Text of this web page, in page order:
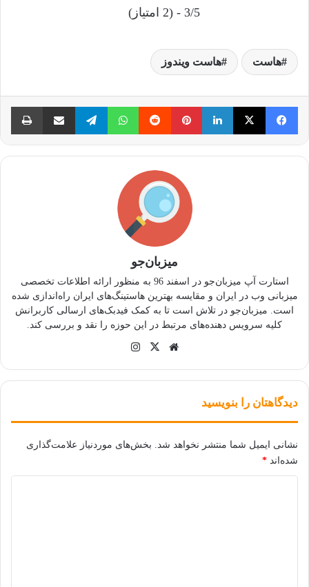
3/5 - (2 امتیاز)
هاست هاست ویندوز
فیس بوک X لینکدین ‫پین‌ترست‫رددیت واتس آپ تلگرام اشتراک گذاری از طریق ایمیل
میزبان‌جو
استارت آپ میزبان‌جو در اسفند 96 به منظور ارائه اطلاعات تخصصی
میزبانی وب در ایران و مقایسه بهترین هاستینگ‌های ایران راه‌اندازی شده
است. میزبان‌جو در تلاش است تا به کمک فیدبک‌های ارسالی کاربرانش
کلیه سرویس دهنده‌های مرتبط در این حوزه را نقد و بررسی کند.
دیدگاهتان را بنویسید
نشانی ایمیل شما منتشر نخواهد شد.
بخش‌های موردنیاز علامت‌گذاری
شده‌اند *